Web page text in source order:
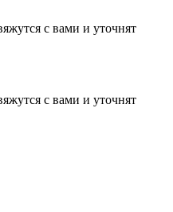
с вами и уточнят
с вами и уточнят